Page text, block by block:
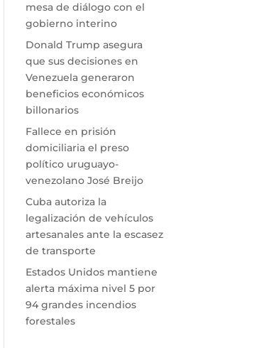
mesa de diálogo con el
gobierno interino
Donald Trump asegura
que sus decisiones en
Venezuela generaron
beneficios económicos
billonarios
Fallece en prisión
domiciliaria el preso
político uruguayo-
venezolano José Breijo
Cuba autoriza la
legalización de vehículos
artesanales ante la escasez
de transporte
Estados Unidos mantiene
alerta máxima nivel 5 por
94 grandes incendios
forestales